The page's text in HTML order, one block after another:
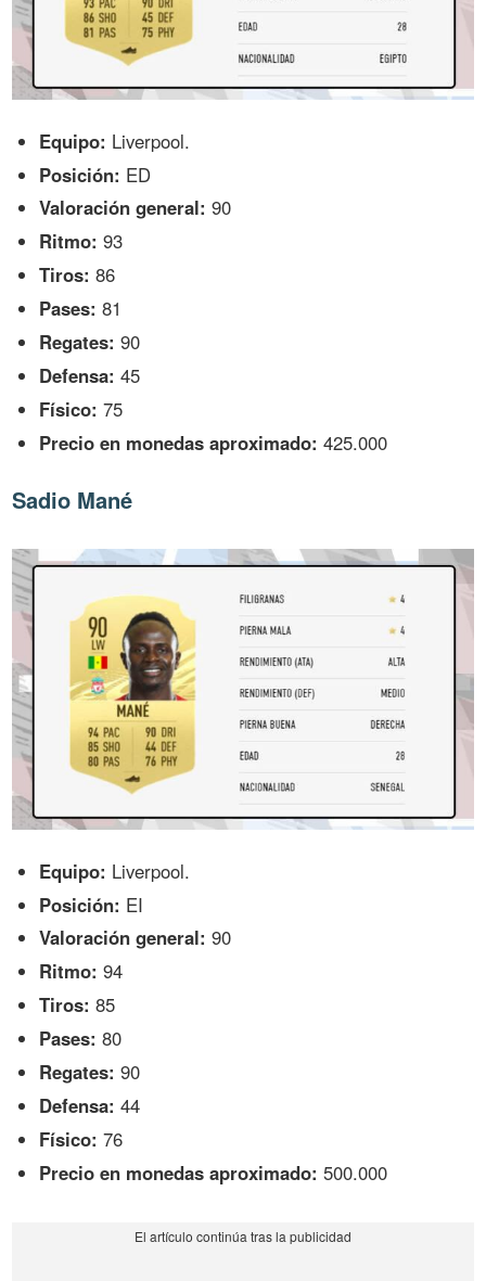
Equipo: Liverpool.
Posición: ED
Valoración general: 90
Ritmo: 93
Tiros: 86
Pases: 81
Regates: 90
Defensa: 45
Físico: 75
Precio en monedas aproximado: 425.000
Sadio Mané
Equipo: Liverpool.
Posición: EI
Valoración general: 90
Ritmo: 94
Tiros: 85
Pases: 80
Regates: 90
Defensa: 44
Físico: 76
Precio en monedas aproximado: 500.000